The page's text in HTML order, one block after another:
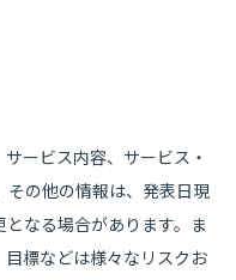
ービス内容、サービス・
その他の情報は、発表日現
なる場合があります。ま
標などは様々なリスクお